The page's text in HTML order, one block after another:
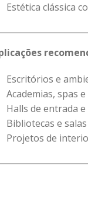
Estética clássica
Escritórios e
Academias, spas
Halls de entrada
Bibliotecas e
Projetos de